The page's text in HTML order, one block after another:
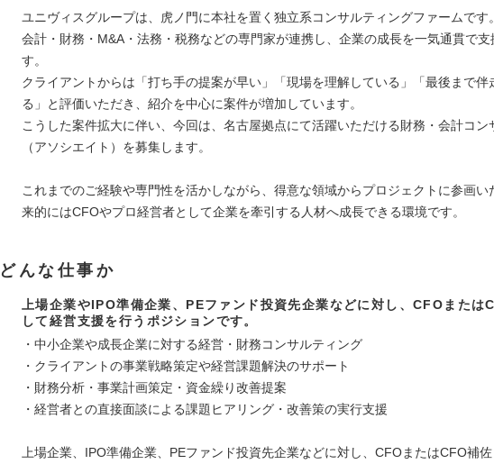
ユニヴィスグループは、虎ノ門に本社を置く独立系コンサルティングファームです
会計・財務・M&A・法務・税務などの専門家が連携し、企業の成長を一気通貫で支
す。
クライアントからは「打ち手の提案が早い」「現場を理解している」「最後まで伴
る」と評価いただき、紹介を中心に案件が増加しています。
こうした案件拡大に伴い、今回は、名古屋拠点にて活躍いただける財務・会計コン
（アソシエイト）を募集します。
これまでのご経験や専門性を活かしながら、得意な領域からプロジェクトに参画い
来的にはCFOやプロ経営者として企業を牽引する人材へ成長できる環境です。
どんな仕事か
上場企業やIPO準備企業、PEファンド投資先企業などに対し、CFOまたは
して経営支援を行うポジションです。
・中小企業や成長企業に対する経営・財務コンサルティング
・クライアントの事業戦略策定や経営課題解決のサポート
・財務分析・事業計画策定・資金繰り改善提案
・経営者との直接面談による課題ヒアリング・改善策の実行支援
上場企業、IPO準備企業、PEファンド投資先企業などに対し、CFOまたはCFO補